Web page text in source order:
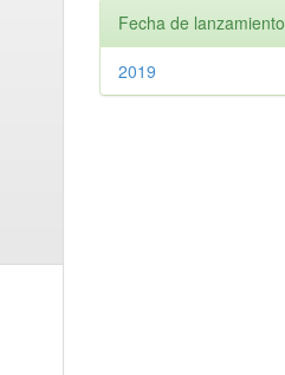
Fecha de lanzamiento
2019